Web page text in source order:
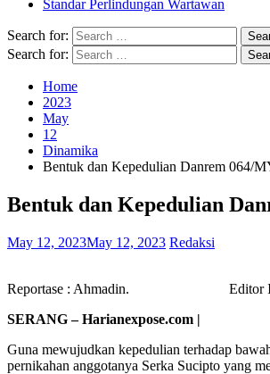
Standar Perlindungan Wartawan
Search for:
Search for:
Home
2023
May
12
Dinamika
Bentuk dan Kepedulian Danrem 064/
Bentuk dan Kepedulian
May 12, 2023May 12, 2023 Redaksi
Reportase : Ahmadin. Editor In
SERANG – Harianexpose.com |
Guna mewujudkan kepedulian terhadap
pernikahan anggotanya Serka Sucipto yang